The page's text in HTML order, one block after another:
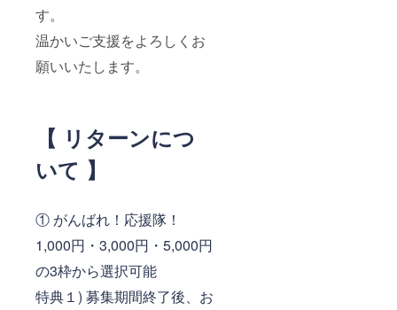
す。
温かいご支援をよろしくお
願いいたします。
【 リターンにつ
いて 】
① がんばれ！応援隊！
1,000円・3,000円・5,000円
の3枠から選択可能
特典１) 募集期間終了後、お